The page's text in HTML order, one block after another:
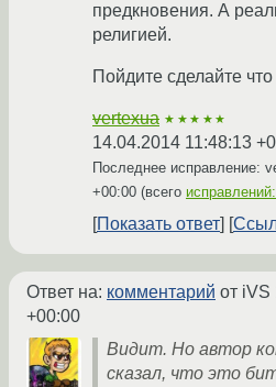
предкновения. А
религией.
Пойдите сделайте
vertexua ★★★★★
14.04.2014 11:48:13
Последнее исправление:
+00:00 (всего
Показать ответ
Ответ на: комментарий от iVS
+00:00
Видит. Но автор
сказал, что это